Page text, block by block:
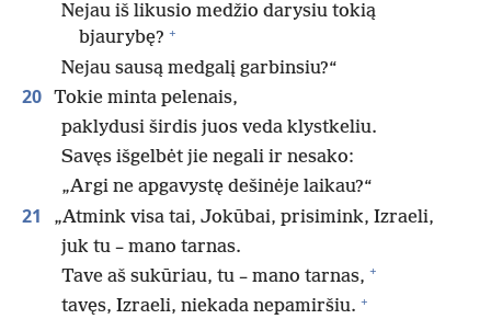
Nejau iš likusio medžio darysiu tokią
bjaurybę? +
Nejau sausą medgalį garbinsiu?“
20 Tokie minta pelenais,
paklydusi širdis juos veda klystkeliu.
Savęs išgelbėt jie negali ir nesako:
„Argi ne apgavystę dešinėje laikau?“
21
„Atmink visa tai, Jokūbai, prisimink, Izraeli,
juk tu – mano tarnas.
Tave aš sukūriau, tu – mano tarnas, +
tavęs, Izraeli, niekada nepamiršiu. +